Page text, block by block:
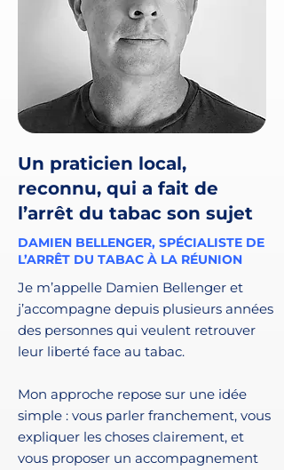
Un praticien local,
reconnu, qui a fait de
l’arrêt du tabac son sujet
DAMIEN BELLENGER, SPÉCIALISTE DE
L’ARRÊT DU TABAC À LA RÉUNION
Je m’appelle Damien Bellenger et
j’accompagne depuis plusieurs années
des personnes qui veulent retrouver
leur liberté face au tabac.
Mon approche repose sur une idée
simple : vous parler franchement, vous
expliquer les choses clairement, et
vous proposer un accompagnement